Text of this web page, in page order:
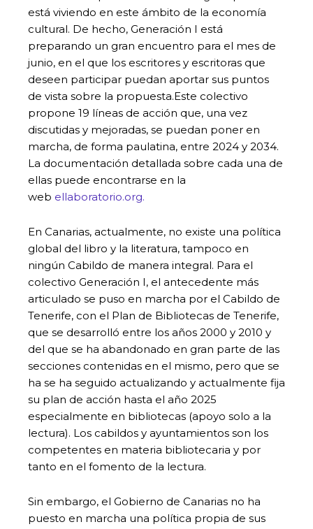
está viviendo en este ámbito de la economía
cultural. De hecho, Generación I está
preparando un gran encuentro para el mes de
junio, en el que los escritores y escritoras que
deseen participar puedan aportar sus puntos
de vista sobre la propuesta.Este colectivo
propone 19 líneas de acción que, una vez
discutidas y mejoradas, se puedan poner en
marcha, de forma paulatina, entre 2024 y 2034.
La documentación detallada sobre cada una de
ellas puede encontrarse en la
web ellaboratorio.org.
En Canarias, actualmente, no existe una política
global del libro y la literatura, tampoco en
ningún Cabildo de manera integral. Para el
colectivo Generación I, el antecedente más
articulado se puso en marcha por el Cabildo de
Tenerife, con el Plan de Bibliotecas de Tenerife,
que se desarrolló entre los años 2000 y 2010 y
del que se ha abandonado en gran parte de las
secciones contenidas en el mismo, pero que se
ha se ha seguido actualizando y actualmente fija
su plan de acción hasta el año 2025
especialmente en bibliotecas (apoyo solo a la
lectura). Los cabildos y ayuntamientos son los
competentes en materia bibliotecaria y por
tanto en el fomento de la lectura.
Sin embargo, el Gobierno de Canarias no ha
puesto en marcha una política propia de sus